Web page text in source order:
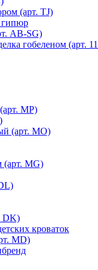
(арт. TJ)
гипюр
AB-SG)
гобеленом (арт.
MР)
(арт. MO)
(арт. MG)
DK)
кроваток
MD)